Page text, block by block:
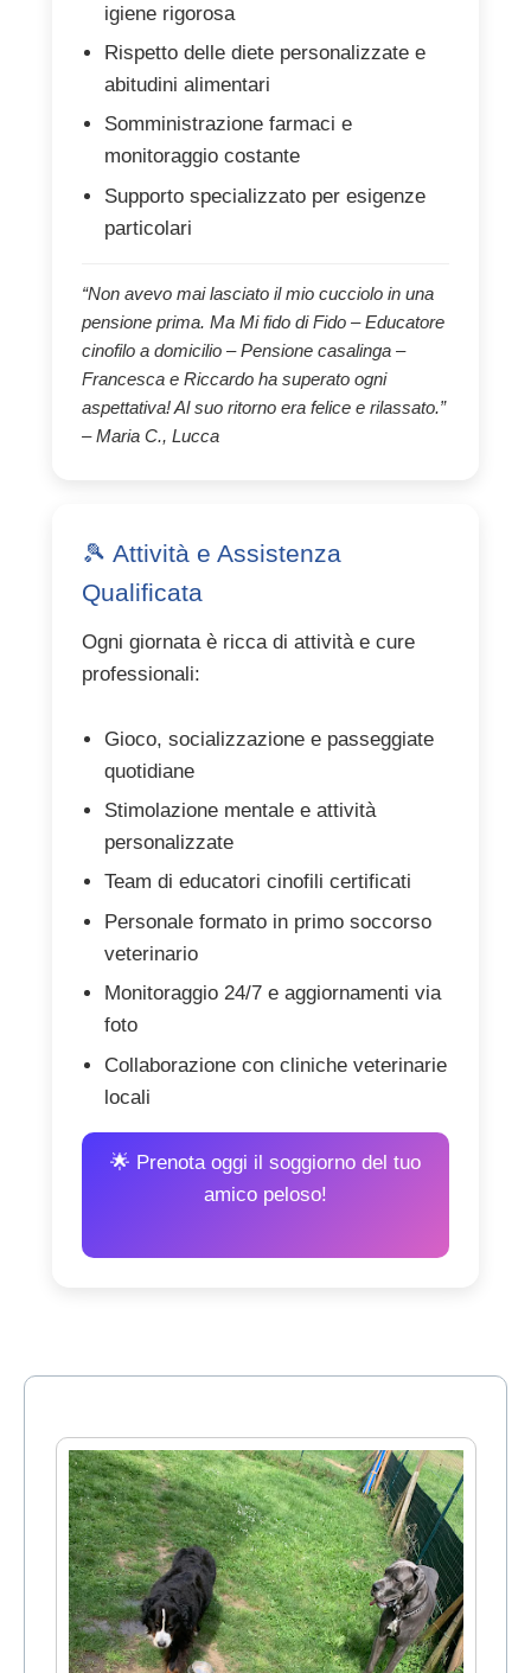
igiene rigorosa
Rispetto delle diete personalizzate e
abitudini alimentari
Somministrazione farmaci e
monitoraggio costante
Supporto specializzato per esigenze
particolari
“Non avevo mai lasciato il mio cucciolo in una
pensione prima. Ma Mi fido di Fido – Educatore
cinofilo a domicilio – Pensione casalinga –
Francesca e Riccardo ha superato ogni
aspettativa! Al suo ritorno era felice e rilassato.”
– Maria C., Lucca
🎾 Attività e Assistenza
Qualificata
Ogni giornata è ricca di attività e cure
professionali:
Gioco, socializzazione e passeggiate
quotidiane
Stimolazione mentale e attività
personalizzate
Team di educatori cinofili certificati
Personale formato in primo soccorso
veterinario
Monitoraggio 24/7 e aggiornamenti via
foto
Collaborazione con cliniche veterinarie
locali
🌟 Prenota oggi il soggiorno del tuo
amico peloso!